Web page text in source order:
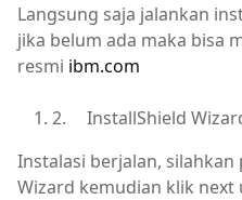
Langsung saja jalankan
jika belum ada maka bisa
resmi ibm.com
2.
InstallShield
Instalasi berjalan,
Wizard kemudian klik